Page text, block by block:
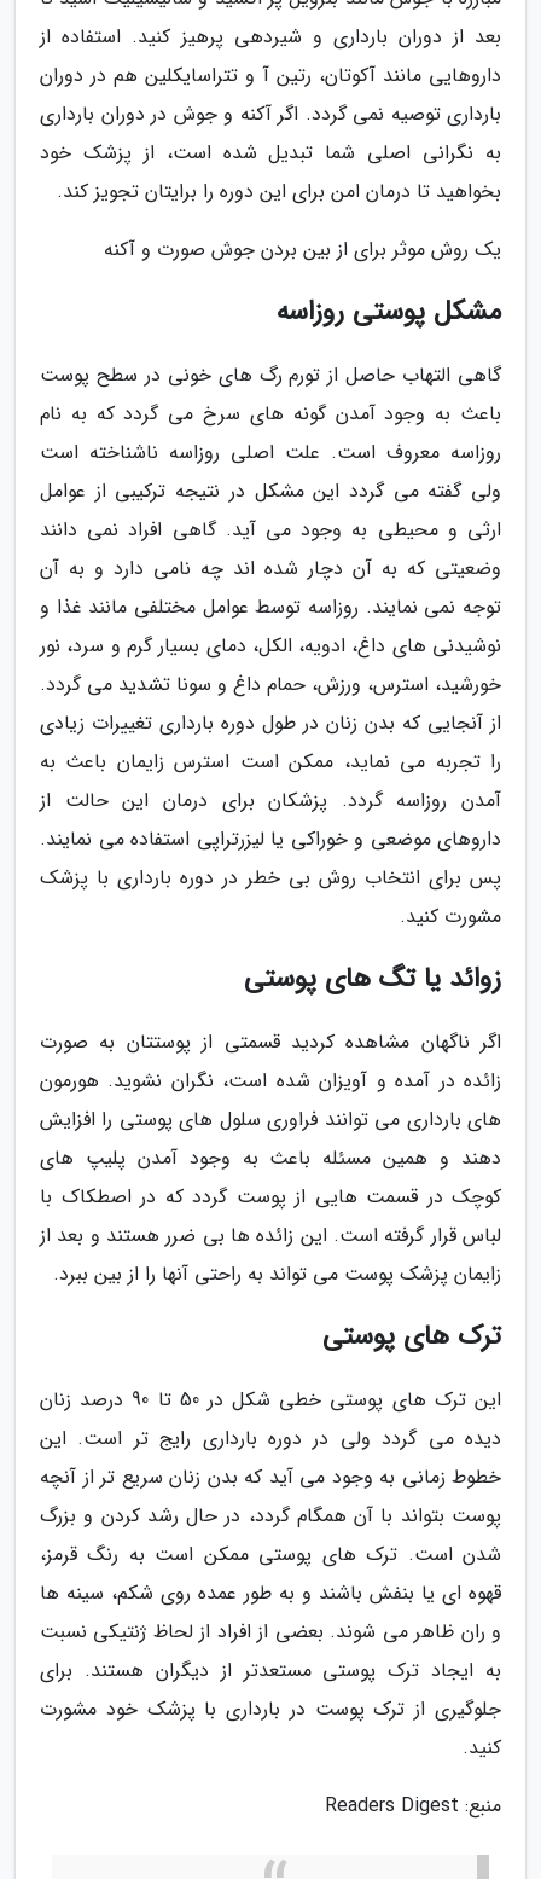
بعد از دوران بارداری و شیردهی پرهیز کنید. استفاده از
داروهایی مانند آکوتان، رتین آ و تتراسایکلین هم در دوران
بارداری توصیه نمی گردد. اگر آکنه و جوش در دوران بارداری
به نگرانی اصلی شما تبدیل شده است، از پزشک خود
بخواهید تا درمان امن برای این دوره را برایتان تجویز کند.
یک روش موثر برای از بین بردن جوش صورت و آکنه
مشکل پوستی روزاسه
گاهی التهاب حاصل از تورم رگ های خونی در سطح پوست
باعث به وجود آمدن گونه های سرخ می گردد که به نام
روزاسه معروف است. علت اصلی روزاسه ناشناخته است
ولی گفته می گردد این مشکل در نتیجه ترکیبی از عوامل
ارثی و محیطی به وجود می آید. گاهی افراد نمی دانند
وضعیتی که به آن دچار شده اند چه نامی دارد و به آن
توجه نمی نمایند. روزاسه توسط عوامل مختلفی مانند غذا و
نوشیدنی های داغ، ادویه، الکل، دمای بسیار گرم و سرد، نور
خورشید، استرس، ورزش، حمام داغ و سونا تشدید می گردد.
از آنجایی که بدن زنان در طول دوره بارداری تغییرات زیادی
را تجربه می نماید، ممکن است استرس زایمان باعث به
آمدن روزاسه گردد. پزشکان برای درمان این حالت از
داروهای موضعی و خوراکی یا لیزرتراپی استفاده می نمایند.
پس برای انتخاب روش بی خطر در دوره بارداری با پزشک
مشورت کنید.
زوائد یا تگ های پوستی
اگر ناگهان مشاهده کردید قسمتی از پوستتان به صورت
زائده در آمده و آویزان شده است، نگران نشوید. هورمون
های بارداری می توانند فراوری سلول های پوستی را افزایش
دهند و همین مسئله باعث به وجود آمدن پلیپ های
کوچک در قسمت هایی از پوست گردد که در اصطکاک با
لباس قرار گرفته است. این زائده ها بی ضرر هستند و بعد از
زایمان پزشک پوست می تواند به راحتی آنها را از بین ببرد.
ترک های پوستی
این ترک های پوستی خطی شکل در 50 تا 90 درصد زنان
دیده می گردد ولی در دوره بارداری رایج تر است. این
خطوط زمانی به وجود می آید که بدن زنان سریع تر از آنچه
پوست بتواند با آن همگام گردد، در حال رشد کردن و بزرگ
شدن است. ترک های پوستی ممکن است به رنگ قرمز،
قهوه ای یا بنفش باشند و به طور عمده روی شکم، سینه ها
و ران ظاهر می شوند. بعضی از افراد از لحاظ ژنتیکی نسبت
به ایجاد ترک پوستی مستعدتر از دیگران هستند. برای
جلوگیری از ترک پوست در بارداری با پزشک خود مشورت
کنید.
منبع: Readers Digest